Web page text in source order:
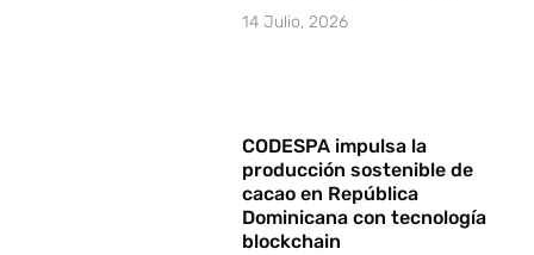
14 Julio, 2026
CODESPA impulsa la
producción sostenible de
cacao en República
Dominicana con tecnología
blockchain